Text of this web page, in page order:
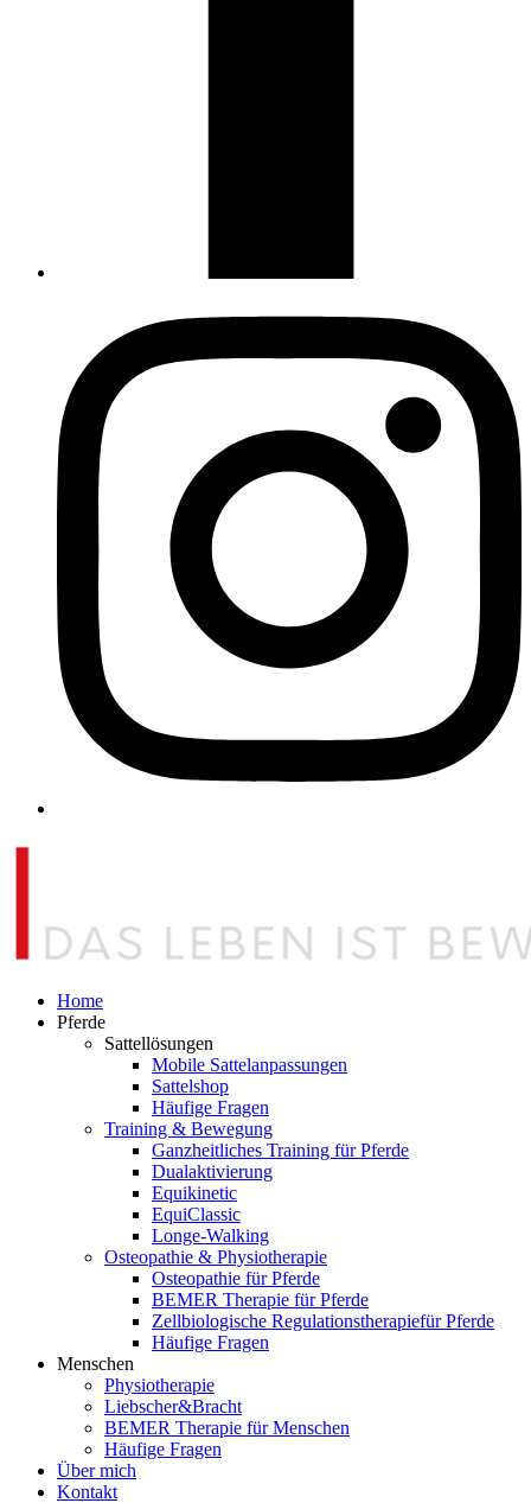
Home
Pferde
Sattellösungen
Mobile Sattelanpassungen
Sattelshop
Häufige Fragen
Training & Bewegung
Ganzheitliches Training für Pferde
Dualaktivierung
Equikinetic
EquiClassic
Longe-Walking
Osteopathie & Physiotherapie
Osteopathie für Pferde
BEMER Therapie für Pferde
Zellbiologische Regulationstherapiefür Pferde
Häufige Fragen
Menschen
Physiotherapie
Liebscher&Bracht
BEMER Therapie für Menschen
Häufige Fragen
Über mich
Kontakt